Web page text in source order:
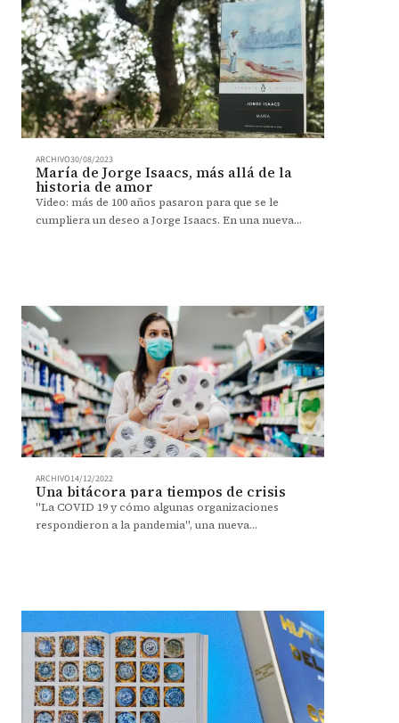
ARCHIVO30/08/2023
María de Jorge Isaacs, más allá de la
historia de amor
Video: más de 100 años pasaron para que se le
cumpliera un deseo a Jorge Isaacs. En una nueva
ARCHIVO14/12/2022
Una bitácora para tiempos de crisis
"La COVID 19 y cómo algunas organizaciones
respondieron a la pandemia", una nueva